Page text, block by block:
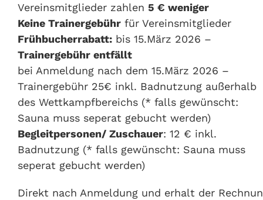
Vereinsmitglieder zahlen 5 € weniger
Keine Trainergebührfür Vereinsmitglieder
Frühbucherrabatt:bis 15.März 2026 –
Trainergebühr entfällt
bei Anmeldung nach dem 15.März 2026 –
Trainergebühr 25€ inkl. Badnutzung außerhalb
des Wettkampfbereichs (* falls gewünscht:
Sauna muss seperat gebucht werden)
Begleitpersonen/ Zuschauer: 12 € inkl.
Badnutzung (* falls gewünscht: Sauna muss
seperat gebucht werden)
Direkt nach Anmeldung und erhalt der